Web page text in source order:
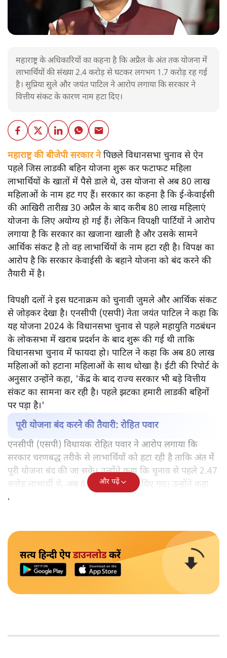
महाराष्ट्र के अधिकारियों का कहना है कि अप्रैल के अंत तक योजना में
लाभार्थियों की संख्या 2.4 करोड़ से घटकर लगभग 1.7 करोड़ रह गई
है। सुप्रिया सुले और जयंत पाटिल ने आरोप लगाया कि सरकार ने
वित्तीय संकट के कारण नाम हटा दिए।
महाराष्ट्र की बीजेपी सरकार नेपिछले विधानसभा चुनाव से ऐन
पहले जिस लाडकी बहिन योजना शुरू कर फटाफट महिला
लाभार्थियों के खातों में पैसे डाले थे, उस योजना से अब 80 लाख
महिलाओं के नाम हट गए हैं। सरकार का कहना है कि ई-केवाईसी
की आखिरी तारीख़ 30 अप्रैल के बाद करीब 80 लाख महिलाएं
योजना के लिए अयोग्य हो गई हैं। लेकिन विपक्षी पार्टियों ने आरोप
लगाया है कि सरकार का खजाना खाली है और उसके सामने
आर्थिक संकट है तो वह लाभार्थियों के नाम हटा रही है। विपक्ष का
आरोप है कि सरकार केवाईसी के बहाने योजना को बंद करने की
तैयारी में है।
विपक्षी दलों ने इस घटनाक्रम को चुनावी जुमले और आर्थिक संकट
से जोड़कर देखा है। एनसीपी (एसपी) नेता जयंत पाटिल ने कहा कि
यह योजना 2024 के विधानसभा चुनाव से पहले महायुति गठबंधन
के लोकसभा में खराब प्रदर्शन के बाद शुरू की गई थी ताकि
विधानसभा चुनाव में फायदा हो। पाटिल ने कहा कि अब 80 लाख
महिलाओं को हटाना महिलाओं के साथ धोखा है। ईटी की रिपोर्ट के
अनुसार उन्होंने कहा, 'केंद्र के बाद राज्य सरकार भी बड़े वित्तीय
संकट का सामना कर रही है। पहले झटका हमारी लाडकी बहिनों
पर पड़ा है।'
पूरी योजना बंद करने की तैयारी: रोहित पवार
एनसीपी (एसपी) विधायक रोहित पवार ने आरोप लगाया कि
सरकार चरणबद्ध तरीके से लाभार्थियों को हटा रही है ताकि अंत में
पूरी योजना बंद की जा सके। उन्होंने कहा कि चुनाव से पहले 2.47
करोड़ लाभार्थी थे, अब 81 लाख नाम हटा दिए गए। उन्होंने कहा
कि केवाईसी सिर्फ बहाना है। असली मकसद योजना बंद करना है।
और पढ़ें
सत्य हिन्दी ऐपडाउनलोडकरें